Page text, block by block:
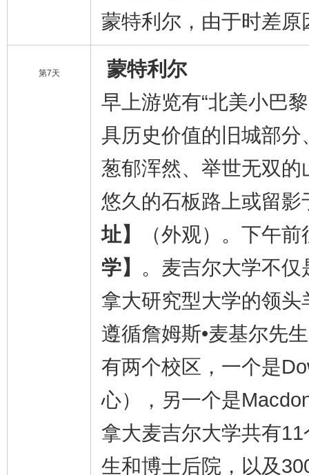
蒙特利尔，由于时差
第7天
蒙特利尔
早上游览有“北美小巴
具历史价值的旧城部分
葱郁浑然、举世无双的
悠久的石板路上或留
址】
（外观）。下午
学】 。麦吉尔大学不
拿大研究型大学的领
遵循詹姆斯•麦基尔先
有两个校区，一个是
心），另一个是
拿大麦吉尔大学共有
生和博士后院，以及